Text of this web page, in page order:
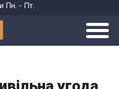
Пн. - Пт.